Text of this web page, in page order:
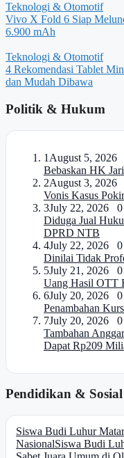
Teknologi & Otomotif
Vivo X Fold 6 Siap
6.900 mAh
Teknologi & Otomotif
4 Rekomendasi Tablet
dan Mudah Dibawa
Politik & Hukum
1 August 5, 2026
Bebaskan HK
2August 3, 2026
Vonis Kasus
3July 22, 2026 0
Diduga Jual
DPRD NTB
4July 22, 2026 0
Dinilai Tidak
5July 21, 2026 0
Uang Hasil OTT
6July 20, 2026 0
Penambahan
7July 20, 2026 0
Tambahan
Dapat Rp209
Pendidikan & Sosial
Siswa Budi Luhur
NasionalSiswa Budi